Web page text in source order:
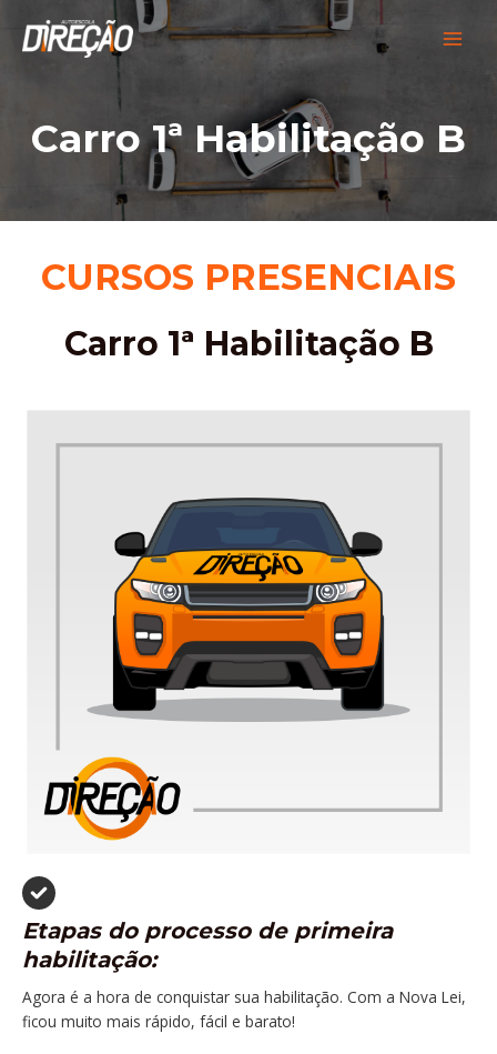
para
Carro 1ª Habilitação B
CURSOS PRESENCIAIS
Carro 1ª Habilitação B
Etapas do processo de primeira
habilitação:
Agora é a hora de conquistar sua habilitação. Com a Nova Lei,
ficou muito mais rápido, fácil e barato!